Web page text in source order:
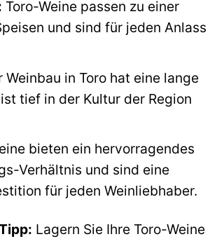
Toro-Weine passen zu einer
und sind für jeden Anlass
Weinbau in Toro hat eine lange
tief in der Kultur der Region
bieten ein hervorragendes
Verhältnis und sind eine
für jeden Weinliebhaber.
Lagern Sie Ihre Toro-Weine